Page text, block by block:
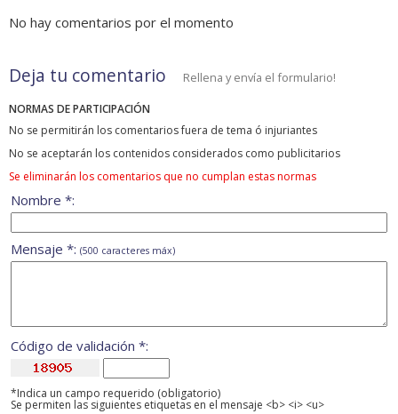
No hay comentarios por el momento
Deja tu comentario Rellena y envía el formulario!
NORMAS DE PARTICIPACIÓN
No se permitirán los comentarios fuera de tema ó injuriantes
No se aceptarán los contenidos considerados como publicitarios
Se eliminarán los comentarios que no cumplan estas normas
Nombre *:
Mensaje *: (500 caracteres máx)
Código de validación *:
*Indica un campo requerido (obligatorio)
Se permiten las siguientes etiquetas en el mensaje <b> <i> <u>